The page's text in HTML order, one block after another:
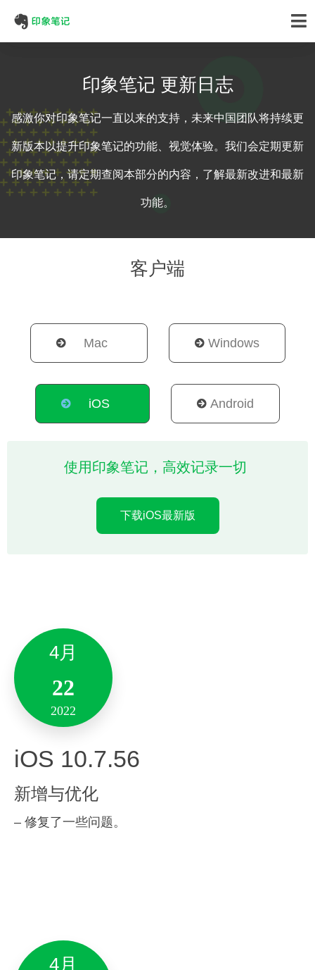
印象笔记 更新日志
感激你对印象笔记一直以来的支持，未来中国团队将持续更
新版本以提升印象笔记的功能、视觉体验。我们会定期更新
印象笔记，请定期查阅本部分的内容，了解最新改进和最新
功能。
客户端
Mac Windows
iOS Android
使用印象笔记，高效记录一切
4月
13
2022
了。
使用印象笔记，高效记录一切
15
2022
修复了一些问题。
使用印象笔记，高效记录一切
下载iOS最新版
4月
22
2022
iOS 10.7.56
新增与优化
– 修复了一些问题。
4月
使用印象笔记，高效记录一切
4月
26
2022
新增支持智能硬件【录音笔专业版】：